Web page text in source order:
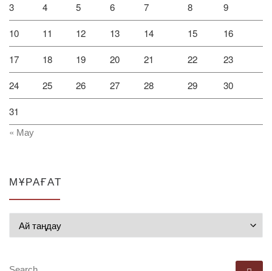
3 4 5 6 7 8 9
10 11 12 13 14 15 16
17 18 19 20 21 22 23
24 25 26 27 28 29 30
31
« Мау
МҰРАҒАТ
SEARCH